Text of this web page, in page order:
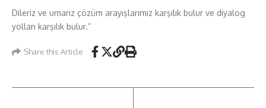
Dileriz ve umarız çözüm arayışlarımız karşılık bulur ve diyalog
yolları karşılık bulur.”
Share this Article